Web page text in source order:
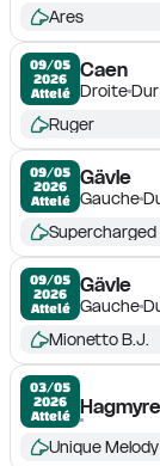
Ares
09/05
2026
Attelé
Caen
DroiteDur
Ruger
09/05
2026
Attelé
Gävle
Gauche
Supercharged
09/05
2026
Attelé
Gävle
Gauche
Mionetto B.J.
03/05
2026
Attelé
Unique Melody